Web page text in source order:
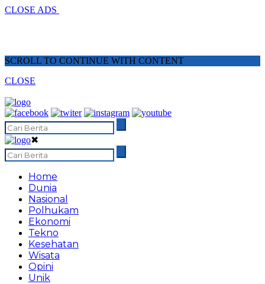
CLOSE ADS
SCROLL TO CONTINUE WITH CONTENT
CLOSE
✖
Home
Dunia
Nasional
Polhukam
Ekonomi
Tekno
Kesehatan
Wisata
Opini
Unik